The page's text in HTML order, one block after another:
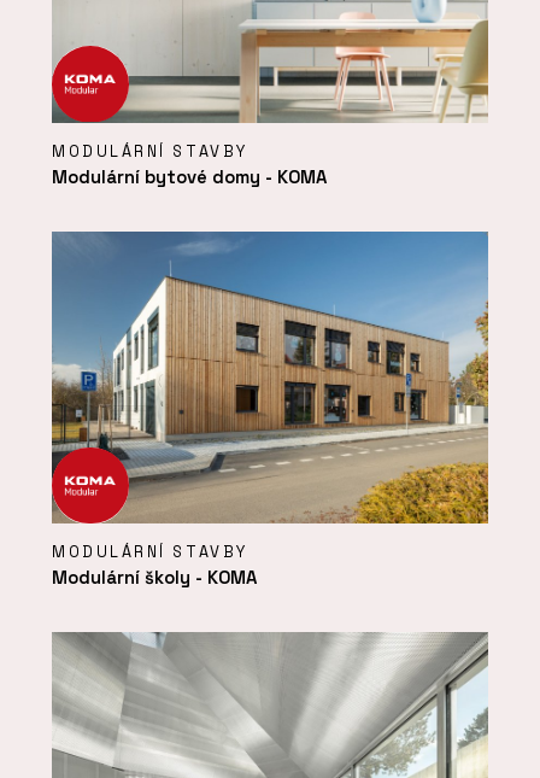
MODULÁRNÍ STAVBY
Modulární bytové domy - KOMA
MODULÁRNÍ STAVBY
Modulární školy - KOMA